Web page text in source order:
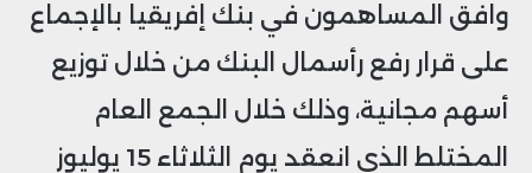
وافق المساهمون في بنك إفريقيا بالإجماع
على قرار رفع رأسمال البنك من خلال توزيع
أسهم مجانية، وذلك خلال الجمع العام
المختلط الذي انعقد يوم الثلاثاء 15 يوليوز